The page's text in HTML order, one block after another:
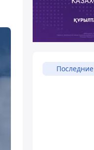
Последние